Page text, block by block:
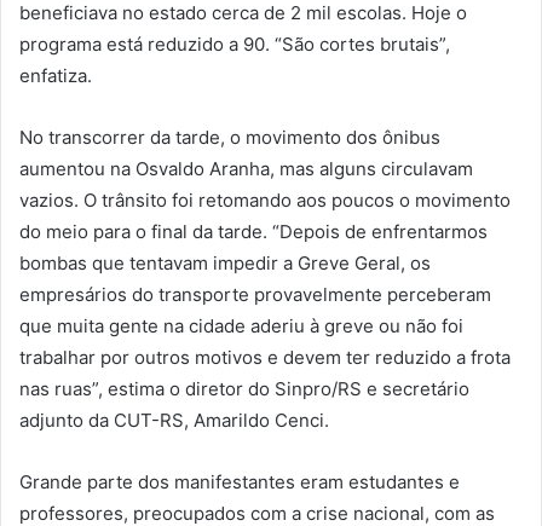
beneficiava no estado cerca de 2 mil escolas. Hoje o
programa está reduzido a 90. “São cortes brutais”,
enfatiza.
No transcorrer da tarde, o movimento dos ônibus
aumentou na Osvaldo Aranha, mas alguns circulavam
vazios. O trânsito foi retomando aos poucos o movimento
do meio para o final da tarde. “Depois de enfrentarmos
bombas que tentavam impedir a Greve Geral, os
empresários do transporte provavelmente perceberam
que muita gente na cidade aderiu à greve ou não foi
trabalhar por outros motivos e devem ter reduzido a frota
nas ruas”, estima o diretor do Sinpro/RS e secretário
adjunto da CUT-RS, Amarildo Cenci.
Grande parte dos manifestantes eram estudantes e
professores, preocupados com a crise nacional, com as